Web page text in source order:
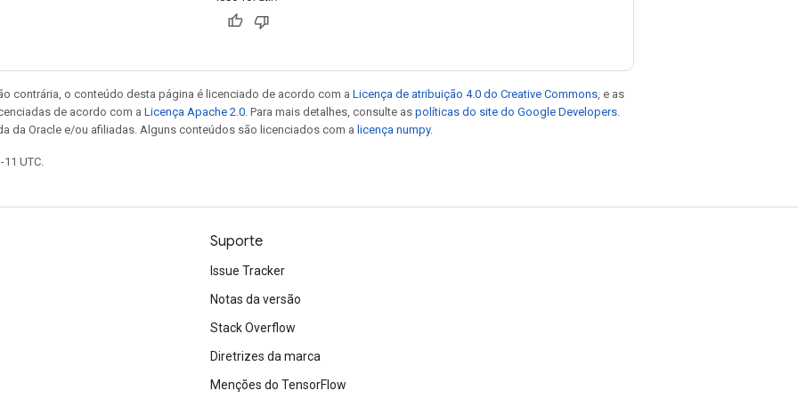
contrária, o conteúdo desta página é licenciado de acordo com a Licença de atribuição 4.0 do Creative Commons , e as
de acordo com a Licença Apache 2.0 . Para mais detalhes, consulte as políticas do site do Google Developers
da Oracle e/ou afiliadas. Alguns conteúdos são licenciados com a licença numpy.
UTC.
Suporte
Issue Tracker
Notas da versão
Stack Overflow
Diretrizes da marca
Menções do TensorFlow